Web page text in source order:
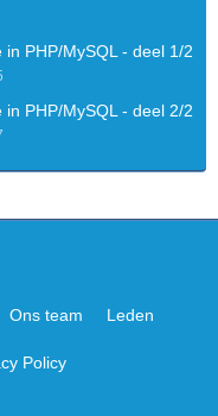
PHP/MySQL - deel 1/2
PHP/MySQL - deel 2/2
Ons team Leden
Policy